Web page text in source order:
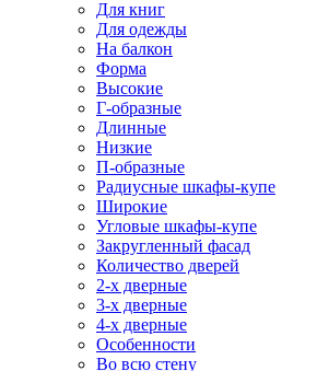
Для книг
Для одежды
На балкон
Форма
Высокие
Г-образные
Длинные
Низкие
П-образные
Радиусные шкафы-купе
Широкие
Угловые шкафы-купе
Закругленный фасад
Количество дверей
2-х дверные
3-х дверные
4-х дверные
Особенности
Во всю стену